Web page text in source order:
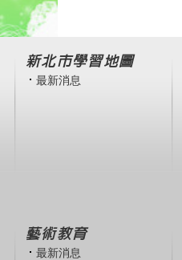
新北市學習地圖
最新消息
藝術教育
最新消息